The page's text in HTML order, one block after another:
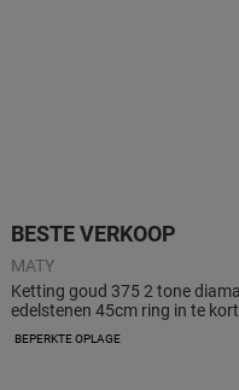
BESTE VERKOOP
MATY
Ketting goud 375 2 tone
edelstenen 45cm ring in te
42cm
BEPERKTE OPLAGE